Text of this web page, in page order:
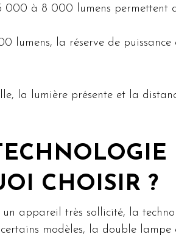
000 à 8 000 lumens permettent
lumens, la réserve de
la lumière présente et la
CHOISIR ?
appareil très sollicité, la
modèles, la double